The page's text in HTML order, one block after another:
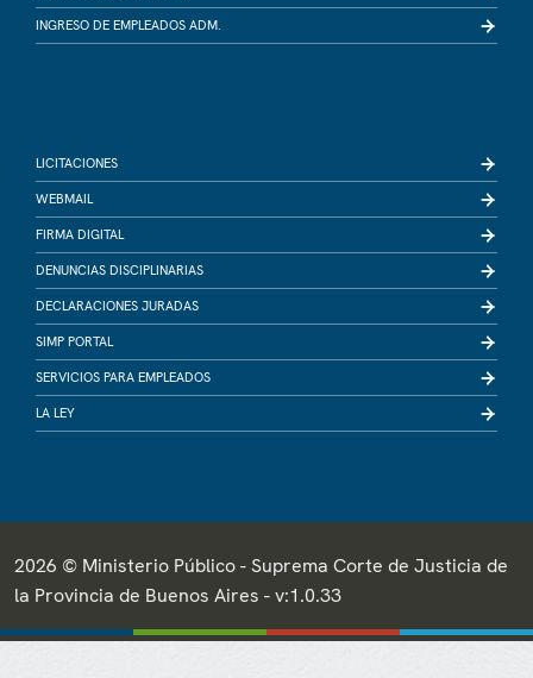
INGRESO DE EMPLEADOS ADM.
LICITACIONES
WEBMAIL
FIRMA DIGITAL
DENUNCIAS DISCIPLINARIAS
DECLARACIONES JURADAS
SIMP PORTAL
SERVICIOS PARA EMPLEADOS
LA LEY
2026 © Ministerio Público - Suprema Corte de Justicia de
la Provincia de Buenos Aires - v:1.0.33